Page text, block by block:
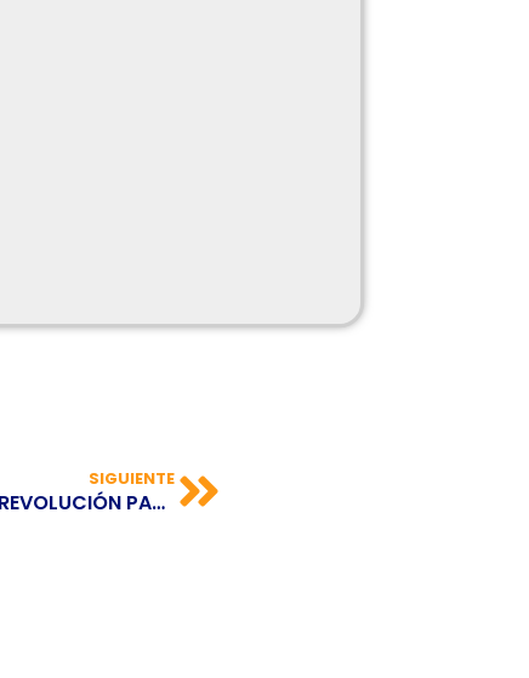
SIGUIENTE
LA INTELIGENCIA ARTIFICIAL, LA PRÓXIMA REVOLUCIÓN PARA LA HUMANIDAD